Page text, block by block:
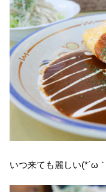
いつ来ても麗しい(*´ω